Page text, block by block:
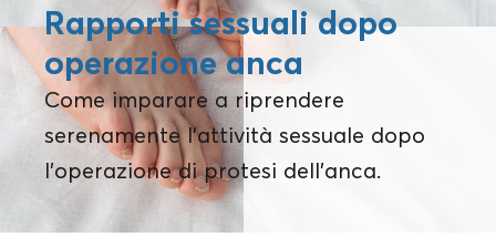
Rapporti sessuali dopo
operazione anca
Come imparare a riprendere
serenamente l'attività sessuale dopo
l'operazione di protesi dell'anca.